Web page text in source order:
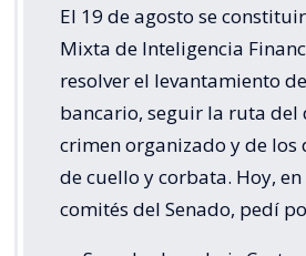
El 19 de agosto se
Mixta de Inteligencia
resolver el levantamiento
bancario, seguir la ruta del
crimen organizado y de los
de cuello y corbata. Hoy,
comités del Senado, pedí